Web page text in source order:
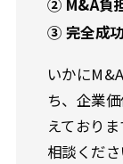
② M&A負
③ 完全成
いかに
ち、企業
えており
相談くださ